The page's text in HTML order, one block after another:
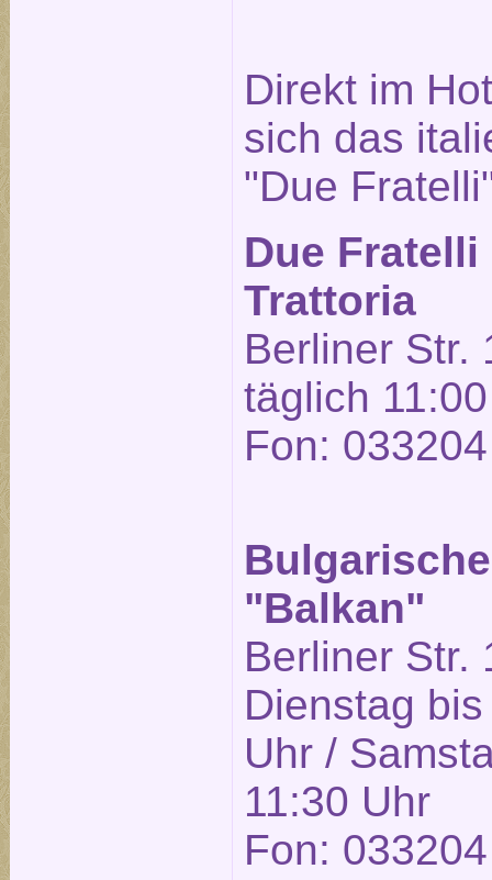
Direkt im
sich das
"Due
Due
Trattoria
Berliner Str.
täglich
Fon:
"Balkan"
Berliner Str.
Dienstag
Uhr /
11:30 Uhr
Fon: